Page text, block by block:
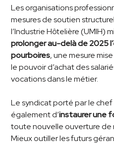
Les organisations
mesures de soutien
l’Industrie Hôtelière (UMIH)
prolonger au-delà de 2025
pourboires, une mesure
le pouvoir d’achat des
vocations dans le métier.
Le syndicat porté par le
également d’instaurer une
toute nouvelle ouverture de
Mieux outiller les futurs